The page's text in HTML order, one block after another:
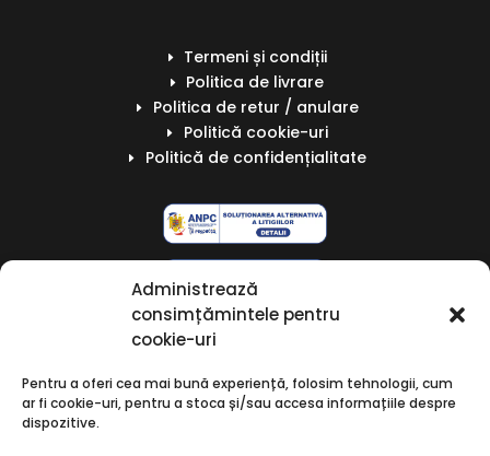
Administrează
consimțămintele pentru
cookie-uri
Pentru a oferi cea mai bună experiență, folosim tehnologii, cum
ar fi cookie-uri, pentru a stoca și/sau accesa informațiile despre
dispozitive.
E Termeni și condiții
E Politica de livrare
E Politica de retur / anulare
E Politică cookie-uri
E Politică de confidențialitate